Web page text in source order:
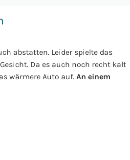
abstatten. Leider spielte das
Da es auch noch recht kalt
wärmere Auto auf. An einem